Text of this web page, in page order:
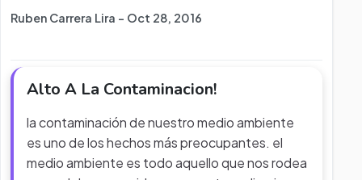
Ruben Carrera Lira - Oct 28, 2016
Alto A La Contaminacion!
la contaminación de nuestro medio ambiente
es uno de los hechos más preocupantes. el
medio ambiente es todo aquello que nos rodea